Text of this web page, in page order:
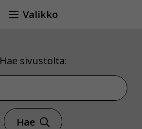
Valikko
Hae sivustolta:
Hae sivustolta
Hae